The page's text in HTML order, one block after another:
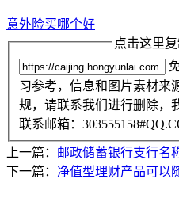
意外险买哪个好
点击这里
习参考，信息和图片素材来
规，请联系我们进行删除，
联系邮箱：
上一篇： 邮政储蓄银行支行名
下一篇： 净值型理财产品可以